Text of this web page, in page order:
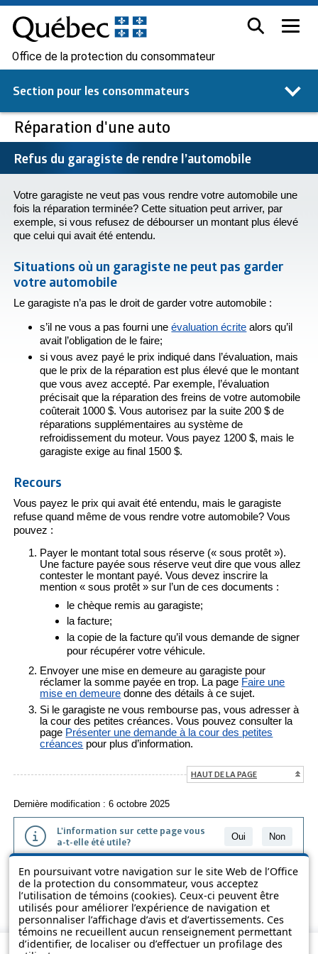
En poursuivant votre navigation sur le site Web de l’Office
de la protection du consommateur, vous acceptez
l’utilisation de témoins (cookies). Ceux-ci peuvent être
utilisés pour améliorer l’expérience de navigation et
personnaliser l’affichage d’avis et d’avertissements. Ces
témoins ne recueillent aucun renseignement permettant
d’identifier, de localiser ou d’effectuer un profilage des
Office de la protection du consommateur
Section pour les consommateurs
Réparation d'une auto
Refus du garagiste de rendre l’automobile
Votre garagiste ne veut pas vous rendre votre automobile une
fois la réparation terminée? Cette situation peut arriver, par
exemple, si vous refusez de débourser un montant plus élevé
que celui qui avait été entendu.
Situations où un garagiste ne peut pas garder
votre automobile
Le garagiste n’a pas le droit de garder votre automobile :
s’il ne vous a pas fourni uneévaluation écrite alors qu’il
avait l’obligation de le faire;
si vous avez payé le prix indiqué dans l’évaluation, mais
que le prix de la réparation est plus élevé que le montant
que vous avez accepté. Par exemple, l’évaluation
précisait que la réparation des freins de votre automobile
coûterait 1000 $. Vous autorisez par la suite 200 $ de
réparations supplémentaires au système de
refroidissement du moteur. Vous payez 1200 $, mais le
garagiste exige au final 1500 $.
Recours
Vous payez le prix qui avait été entendu, mais le garagiste
refuse quand même de vous rendre votre automobile? Vous
pouvez :
Payer le montant total sous réserve (« sous protêt »).
Une facture payée sous réserve veut dire que vous allez
contester le montant payé. Vous devez inscrire la
mention « sous protêt » sur l’un de ces documents :
le chèque remis au garagiste;
la facture;
la copie de la facture qu’il vous demande de signer
pour récupérer votre véhicule.
Envoyer une mise en demeure au garagiste pour
réclamer la somme payée en trop. La page Faire une
mise en demeure donne des détails à ce sujet.
Si le garagiste ne vous rembourse pas, vous adresser à
la cour des petites créances. Vous pouvez consulter la
page Présenter une demande à la cour des petites
créances pour plus d’information.
HAUT DE LA PAGE
Dernière modification : 6 octobre 2025
L'information sur cette page vous
a-t-elle été utile?
Oui Non
L'information présentée dans cette page a été vulgarisée pour en
favoriser la compréhension. Elle ne remplace pas les textes des lois
et des règlements.